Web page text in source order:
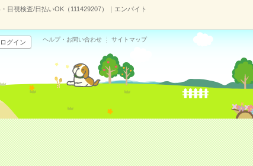
目視検査/日払いOK（111429207）｜エンバイト
ログイン ヘルプ・お問い合わせ サイトマップ